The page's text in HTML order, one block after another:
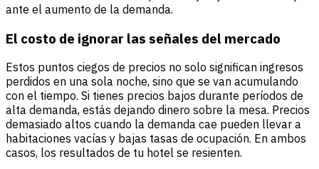
ante el aumento de la demanda.
El costo de ignorar las señales del mercado
Estos puntos ciegos de precios no solo significan ingresos
perdidos en una sola noche, sino que se van acumulando
con el tiempo. Si tienes precios bajos durante períodos de
alta demanda, estás dejando dinero sobre la mesa. Precios
demasiado altos cuando la demanda cae pueden llevar a
habitaciones vacías y bajas tasas de ocupación. En ambos
casos, los resultados de tu hotel se resienten.